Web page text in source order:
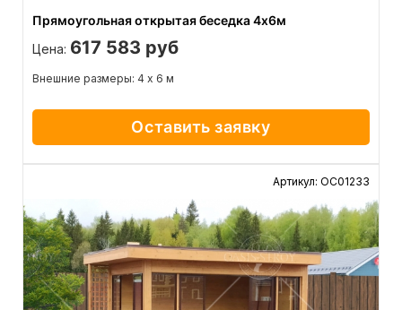
Прямоугольная открытая беседка 4х6м
Цена: 617 583 руб
Внешние размеры: 4 х 6 м
Оставить заявку
Артикул: ОС01233